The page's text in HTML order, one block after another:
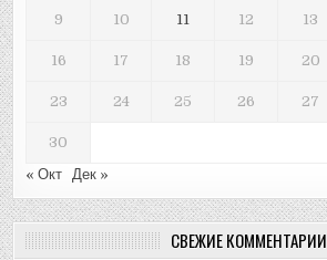
9 10 11 12 13
16 17 18 19 20
23 24 25 26 27
30
« Окт
Дек »
СВЕЖИЕ КОММЕНТАРИИ